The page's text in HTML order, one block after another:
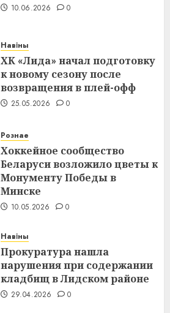
10.06.2026 0
Навіны
ХК «Лида» начал подготовку
к новому сезону после
возвращения в плей-офф
25.05.2026 0
Рознае
Хоккейное сообщество
Беларуси возложило цветы к
Монументу Победы в
Минске
10.05.2026 0
Навіны
Прокуратура нашла
нарушения при содержании
кладбищ в Лидском районе
29.04.2026 0